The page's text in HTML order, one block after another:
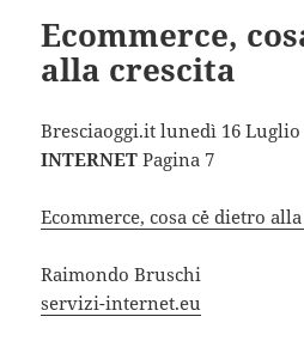
Ecommerce,
alla crescita
Bresciaoggi.it lunedì 16 Luglio
INTERNET Pagina 7
Ecommerce, cosa c´è dietro
Raimondo Bruschi
servizi-internet.eu